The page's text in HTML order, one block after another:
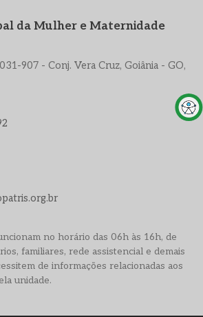
da Mulher e Maternidade
907 - Conj. Vera Cruz, Goiânia - GO,
no horário das 06h às 16h, de
familiares, rede assistencial e demais
de informações relacionadas aos
unidade.